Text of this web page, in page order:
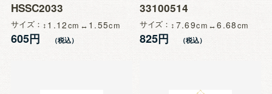
HSSC2033
サイズ 1.12 1.55
605円
33100514
サイズ 7.69 6.68
825円